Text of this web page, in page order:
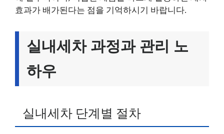
효과가 배가된다는 점을 기억하시기 바랍니다.
실내세차 과정과 관리 노
하우
실내세차 단계별 절차